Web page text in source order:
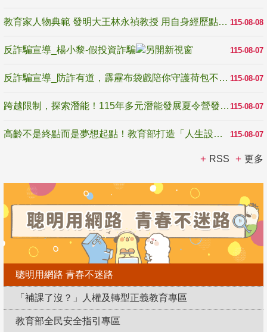
115-08-08
教育家人物典範 發明大王林永禎教授 用自身經歷點亮學生的路
115-08-07
反詐騙宣導_楊小黎-假投資詐騙
115-08-07
反詐騙宣導_防詐有道，霹靂布袋戲陪你守護荷包不受騙
115-08-07
跨越限制，探索潛能！115年多元潛能發展夏令營發掘生命無限可能
115-08-07
高齡不是終點而是夢想起點！教育部打造「人生設計夢工場」 參展第3屆高齡健康產業博覽會
RSS 更多
聰明用網路 青春不迷路
「補課了沒？」人權及轉型正義教育專區
教育部全民安全指引專區